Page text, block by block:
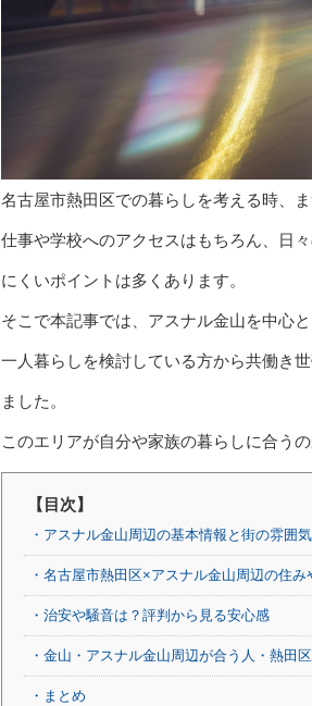
名古屋市熱田区での暮らしを考える時、
仕事や学校へのアクセスはもちろん、日
にくいポイントは多くあります。
そこで本記事では、アスナル金山を中心
一人暮らしを検討している方から共働き
ました。
このエリアが自分や家族の暮らしに合う
【目次】
・アスナル金山周辺の基本情報と街の雰囲気
・名古屋市熱田区×アスナル金山周辺の住み
・治安や騒音は？評判から見る安心感
・金山・アスナル金山周辺が合う人・熱田
・まとめ